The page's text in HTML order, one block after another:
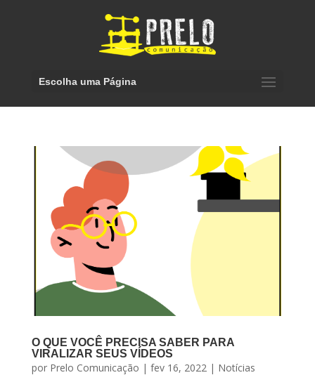
Escolha uma Página
O QUE VOCÊ PRECISA SABER PARA
VIRALIZAR SEUS VÍDEOS
por Prelo Comunicação | fev 16, 2022| Notícias